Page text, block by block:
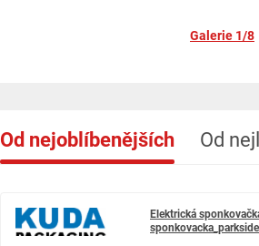
Galerie 1/8
Od nejoblíbenějších Od
Elektrická